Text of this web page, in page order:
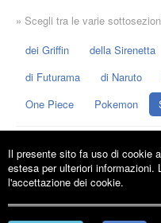
» Scegli tra le varie
dei Griffin
della Sirenetta
di Futurama
di Naruto
One Piece
Pokemon
Giorgiotave.it-
© Copyright ©Search On Media
Bassi, 7 - 40121 Bologna - P.IVA
Il presente sito fa uso di cookie
estesa per ulteriori informazioni.
l'accettazione dei cookie.